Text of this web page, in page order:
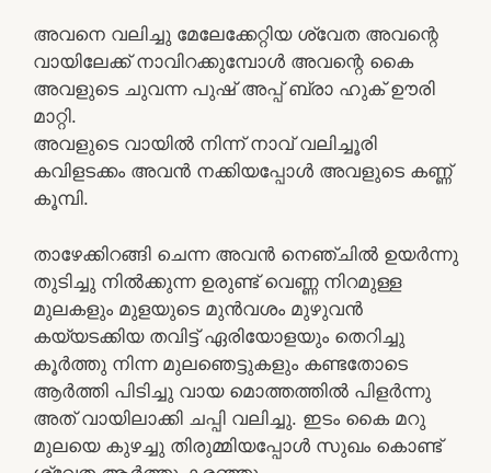
അവനെ വലിച്ചു മേലേക്കേറ്റിയ ശ്വേത അവന്റെ
വായിലേക്ക് നാവിറക്കുമ്പോൾ അവന്റെ കൈ
അവളുടെ ചുവന്ന പുഷ് അപ്പ് ബ്രാ ഹുക് ഊരി
മാറ്റി.
അവളുടെ വായിൽ നിന്ന് നാവ് വലിച്ചൂരി
കവിളടക്കം അവൻ നക്കിയപ്പോൾ അവളുടെ കണ്ണ്
കൂമ്പി.
താഴേക്കിറങ്ങി ചെന്ന അവൻ നെഞ്ചിൽ ഉയർന്നു
തുടിച്ചു നിൽക്കുന്ന ഉരുണ്ട് വെണ്ണ നിറമുള്ള
മുലകളും മുളയുടെ മുൻവശം മുഴുവൻ
കയ്യടക്കിയ തവിട്ട് ഏരിയോളയും തെറിച്ചു
കൂർത്തു നിന്ന മുലഞെട്ടുകളും കണ്ടതോടെ
ആർത്തി പിടിച്ചു വായ മൊത്തത്തിൽ പിളർന്നു
അത് വായിലാക്കി ചപ്പി വലിച്ചു. ഇടം കൈ മറു
മുലയെ കുഴച്ചു തിരുമ്മിയപ്പോൾ സുഖം കൊണ്ട്